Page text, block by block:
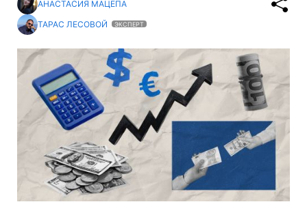
АНАСТАСИЯ МАЦЕПА
ТАРАС ЛЕСОВОЙ
ЭКСПЕРТ